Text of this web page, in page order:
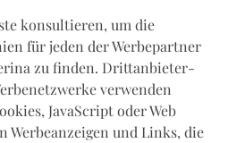
konsultieren, um die
für jeden der Werbepartner
zu finden. Drittanbieter-
verwenden
JavaScript oder Web
Werbeanzeigen und Links, die